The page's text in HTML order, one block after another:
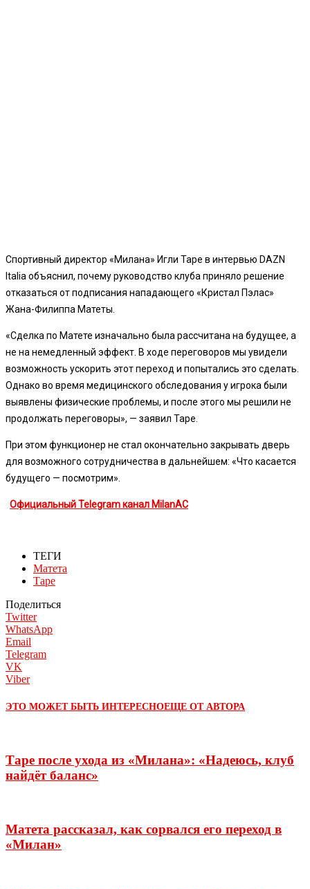
Спортивный директор «Милана» Игли Таре в интервью DAZN
Italia объяснил, почему руководство клуба приняло решение
отказаться от подписания нападающего «Кристал Пэлас»
Жана-Филиппа Матеты.
«Сделка по Матете изначально была рассчитана на будущее, а
не на немедленный эффект. В ходе переговоров мы увидели
возможность ускорить этот переход и попытались это сделать.
Однако во время медицинского обследования у игрока были
выявлены физические проблемы, и после этого мы решили не
продолжать переговоры», — заявил Таре.
При этом функционер не стал окончательно закрывать дверь
для возможного сотрудничества в дальнейшем: «Что касается
будущего — посмотрим».
Официальный Telegram канал MilanAC
ТЕГИ
Матета
Таре
Поделиться
Twitter
WhatsApp
Email
Telegram
VK
Viber
ЭТО МОЖЕТ БЫТЬ ИНТЕРЕСНОЕЩЕ ОТ АВТОРА
Таре после ухода из «Милана»: «Надеюсь, клуб
найдёт баланс»
Матета рассказал, как сорвался его переход в
«Милан»